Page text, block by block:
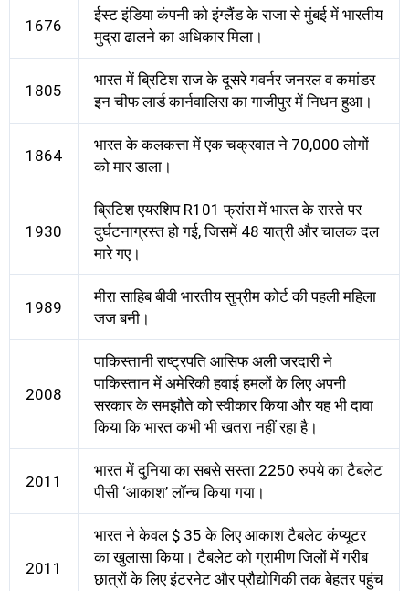
1676
ईस्ट इंडिया कंपनी को इंग्लैंड के राजा से मुंबई में भारतीय
मुद्रा ढालने का अधिकार मिला।
1805
भारत में ब्रिटिश राज के दूसरे गवर्नर जनरल व कमांडर
इन चीफ लार्ड कार्नवालिस का गाजीपुर में निधन हुआ।
1864
भारत के कलकत्ता में एक चक्रवात ने 70,000 लोगों
को मार डाला।
1930
ब्रिटिश एयरशिप R101 फ्रांस में भारत के रास्ते पर
दुर्घटनाग्रस्त हो गई, जिसमें 48 यात्री और चालक दल
मारे गए।
1989
मीरा साहिब बीवी भारतीय सुप्रीम कोर्ट की पहली महिला
जज बनी।
2008
पाकिस्तानी राष्ट्रपति आसिफ अली जरदारी ने
पाकिस्तान में अमेरिकी हवाई हमलों के लिए अपनी
सरकार के समझौते को स्वीकार किया और यह भी दावा
किया कि भारत कभी भी खतरा नहीं रहा है।
2011
भारत में दुनिया का सबसे सस्ता 2250 रुपये का टैबलेट
पीसी ‘आकाश’ लॉन्च किया गया।
2011
भारत ने केवल $ 35 के लिए आकाश टैबलेट कंप्यूटर
का खुलासा किया। टैबलेट को ग्रामीण जिलों में गरीब
छात्रों के लिए इंटरनेट और प्रौद्योगिकी तक बेहतर पहुंच